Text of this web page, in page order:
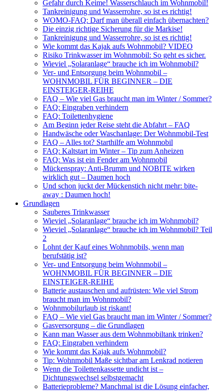
Gefahr durch Keime! Wasserschlauch im Wohnmobil!
Tankreinigung und Wasserrohre, so ist es richtig!
WOMO-FAQ: Darf man überall einfach übernachten?
Die einzig richtige Sicherung für die Markise!
Tankreinigung und Wasserrohre, so ist es richtig!
Wie kommt das Kajak aufs Wohnmobil? VIDEO
Risiko Trinkwasser im Wohnmobil: So geht es sicher.
Wieviel „Solaranlage“ brauche ich im Wohnmobil?
Ver- und Entsorgung beim Wohnmobil –
WOHNMOBIL FÜR BEGINNER – DIE
EINSTEIGER-REIHE
FAQ – Wie viel Gas braucht man im Winter / Sommer?
FAQ: Eingraben verhindern
FAQ: Toilettenhygiene
Am Beginn jeder Reise steht die Abfahrt – FAQ
Handwäsche oder Waschanlage: Der Wohnmobil-Test
FAQ – Alles tot? Starthilfe am Wohnmobil
FAQ: Kaltstart im Winter – Tip zum Anheizen
FAQ: Was ist ein Fender am Wohnmobil
Mückenspray: Anti-Brumm und NOBITE wirken
wirklich gut – Daumen hoch
Und schon juckt der Mückenstich nicht mehr: bite-
away : Daumen hoch!
Grundlagen
Sauberes Trinkwasser
Wieviel „Solaranlage“ brauche ich im Wohnmobil?
Wieviel „Solaranlage“ brauche ich im Wohnmobil? Teil
2
Lohnt der Kauf eines Wohnmobils, wenn man
berufstätig ist?
Ver- und Entsorgung beim Wohnmobil –
WOHNMOBIL FÜR BEGINNER – DIE
EINSTEIGER-REIHE
Batterie austauschen und aufrüsten: Wie viel Strom
braucht man im Wohnmobil?
Wohnmobilurlaub ist riskant!
FAQ – Wie viel Gas braucht man im Winter / Sommer?
Gasversorgung – die Grundlagen
Kann man Wasser aus dem Wohnmobiltank trinken?
FAQ: Eingraben verhindern
Wie kommt das Kajak aufs Wohnmobil?
Tip: Wohnmobil Maße sichtbar am Lenkrad notieren
Wenn die Toilettenkassette undicht ist –
Dichtungswechsel selbstgemacht
Batterieprobleme? Manchmal ist die Lösung einfacher,